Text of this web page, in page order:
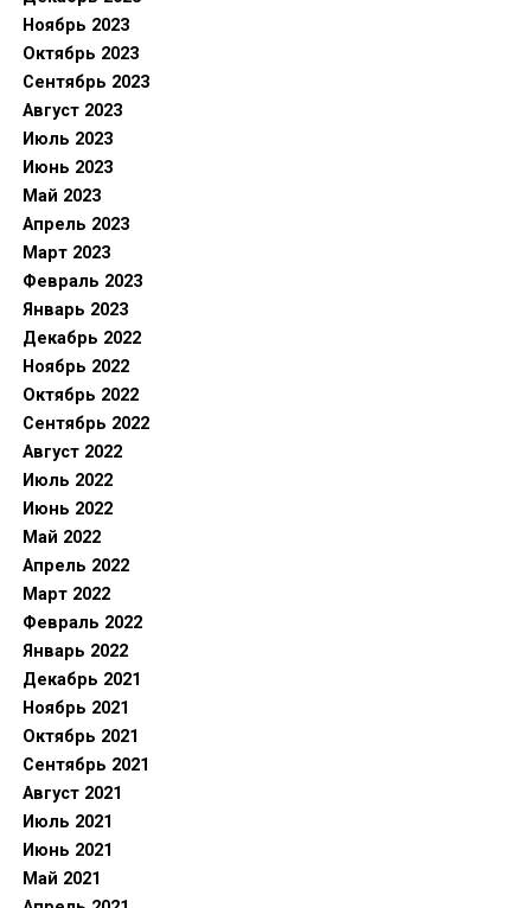
Ноябрь 2023
Октябрь 2023
Сентябрь 2023
Август 2023
Июль 2023
Июнь 2023
Май 2023
Апрель 2023
Март 2023
Февраль 2023
Январь 2023
Декабрь 2022
Ноябрь 2022
Октябрь 2022
Сентябрь 2022
Август 2022
Июль 2022
Июнь 2022
Май 2022
Апрель 2022
Март 2022
Февраль 2022
Январь 2022
Декабрь 2021
Ноябрь 2021
Октябрь 2021
Сентябрь 2021
Август 2021
Июль 2021
Июнь 2021
Май 2021